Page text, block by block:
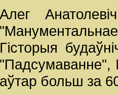
Алег
"Манументальнае
Гісторыя
"Падсумаванне",
аўтар больш за